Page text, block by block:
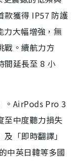
款獲得 IP57 防護
力大幅增強，無
戰。續航力方
間延長至 8 小
。AirPods Pro 3
至中度聽力損失
「即時翻譯」
中英日韓等多國